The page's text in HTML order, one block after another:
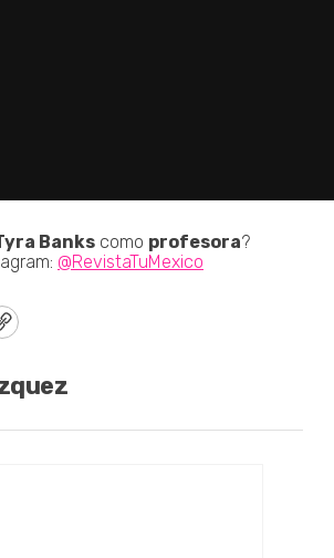
Banks como profesora?
@RevistaTuMexico
Copy